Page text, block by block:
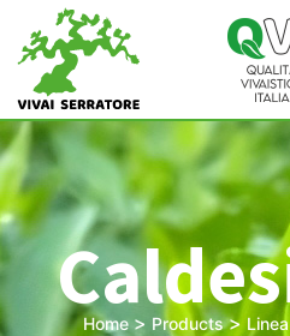
Home> Products>